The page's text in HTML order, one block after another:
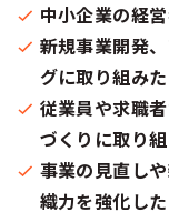
中小企業の経
新規事業開発
グに取り組み
従業員や求職
づくりに取り
事業の見直し
織力を強化し